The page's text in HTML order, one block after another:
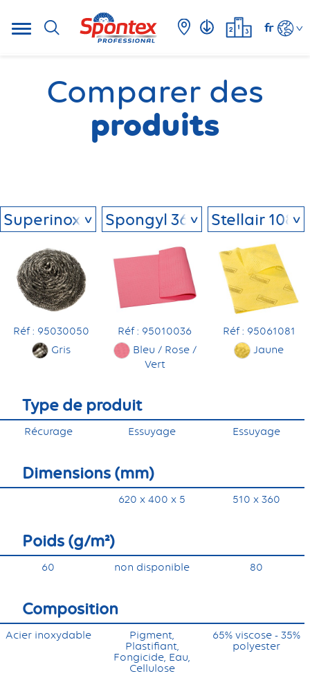
fr
Comparer des
produits
Réf : 95030050
Gris
Réf : 95010036
Bleu / Rose /
Vert
Réf : 95061081
Jaune
Type de produit
Récurage Essuyage Essuyage
Dimensions (mm)
620 x 400 x 5 510 x 360
Poids (g/m²)
60 non disponible 80
Composition
Acier inoxydable
Pigment,
Plastifiant,
Fongicide, Eau,
Cellulose
65% viscose - 35%
polyester